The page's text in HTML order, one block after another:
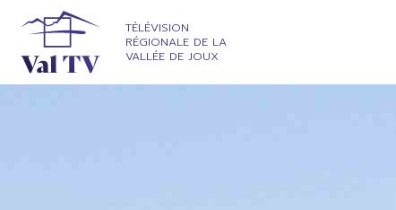
TÉLÉVISION
RÉGIONALE DE LA
VALLÉE DE JOUX